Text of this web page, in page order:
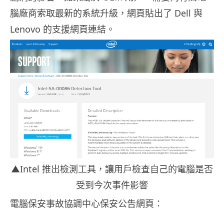
腦廠商索取最新的系統升級，網頁貼出了 Dell 與
Lenovo 的支援網頁連結。
▲Intel 推出檢測工具，讓用戶檢查自己的電腦是否
受到今次事件影響
電腦保安事故協調中心保安公告網頁：